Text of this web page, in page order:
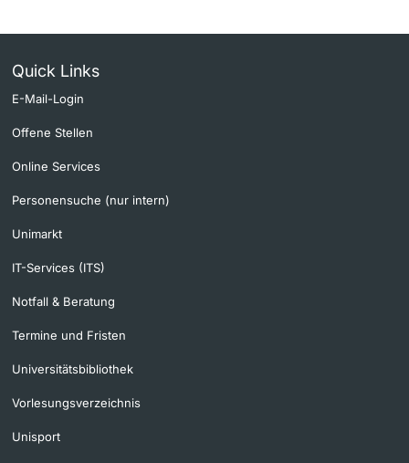
Quick Links
E-Mail-Login
Offene Stellen
Online Services
Personensuche (nur intern)
Unimarkt
IT-Services (ITS)
Notfall & Beratung
Termine und Fristen
Universitätsbibliothek
Vorlesungsverzeichnis
Unisport